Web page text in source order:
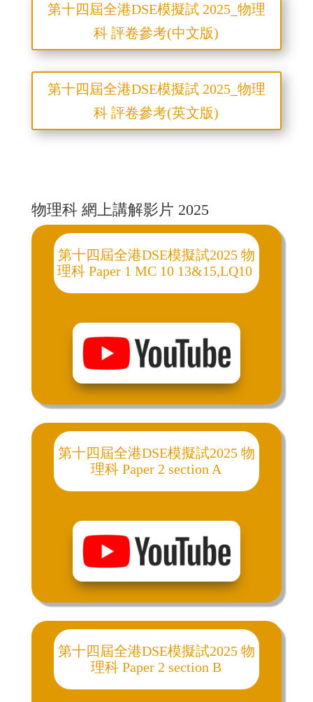
第十四屆全港DSE模擬試 2025_物理
科 評卷參考(中文版)
第十四屆全港DSE模擬試 2025_物理
科 評卷參考(英文版)
物理科 網上講解影片 2025
第十四屆全港DSE模擬試2025 物
理科 Paper 1 MC 10 13&15,LQ10
第十四屆全港DSE模擬試2025 物
理科 Paper 2 section A
第十四屆全港DSE模擬試2025 物
理科 Paper 2 section B